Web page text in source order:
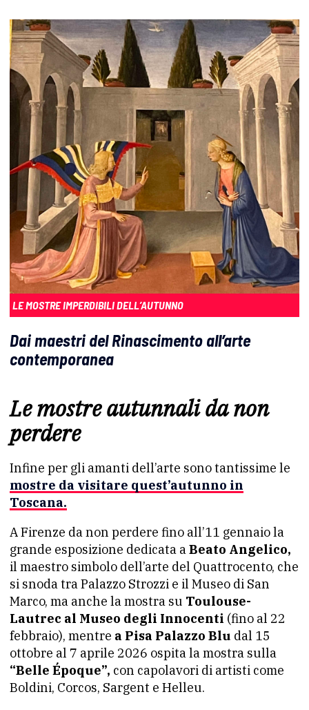
LE MOSTRE IMPERDIBILI DELL’AUTUNNO
Dai maestri del Rinascimento all’arte
contemporanea
Le mostre autunnali da non
perdere
Infine per gli amanti dell’arte sono tantissime le
mostre da visitare quest’autunno in
Toscana.
A Firenze da non perdere fino all’11 gennaio la
grande esposizione dedicata aBeato Angelico,
il maestro simbolo dell’arte del Quattrocento, che
si snoda tra Palazzo Strozzi e il Museo di San
Marco, ma anche la mostra su Toulouse-
Lautrec al Museo degli Innocenti (fino al 22
febbraio), mentre a Pisa Palazzo Blu dal 15
ottobre al 7 aprile 2026 ospita la mostra sulla
“Belle Époque”, con capolavori di artisti come
Boldini, Corcos, Sargent e Helleu.